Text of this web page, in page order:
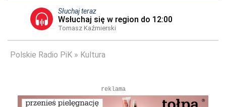
Słuchaj teraz
Wsłuchaj się w region do 12:00
Tomasz Kaźmierski
Polskie Radio PiK Kultura
reklama